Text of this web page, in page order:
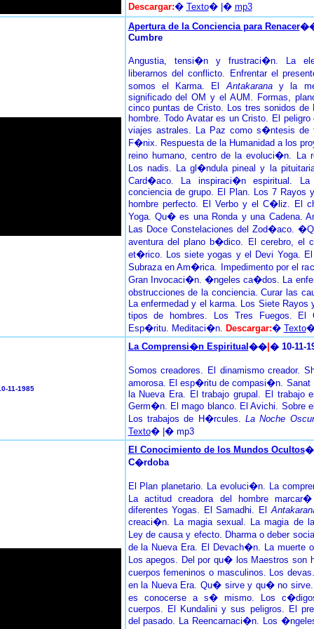
Descargar:� Texto� |� mp3
Apertura de la Conciencia para Renacer
Cumbre
Angustia, tensi�n y frustraci�n. La
liberarnos del conflicto. Enfrentar el
somos el Karma. ElAntakaranay la
significado del OM y el AUM. Formas,
cinco puntas de Cristo. Los tres sonidos
hombre. Todo Avatar es un Cristo. El
viajes astrales. La Paz como s�ntesis de
F�nix. Respuesta de la Humanidad a los
reino humano, centro de la evoluci�n. La
Los nadis. La gl�ndula pineal y la
Card�aco. La inspiraci�n espiritual.
conciencia de grupo. El Plan. Los 7 Rayos
hombre perfecto. El Verbo y el C�liz. El
Yoga. Qu� es una Ronda y una Cadena.
Las Doce Constelaciones del Zod�aco.
aventura del plano b�dico. El cerebro, el
et�rico. Los siete yogas y el Devi Yoga.
Subraza en Am�rica. Impedimento por el
Gran Invocaci�n. �ngeles ca�dos. La
obstrucciones de la conciencia. Curar las
La enfermedad y el karma. Los Siete Rayos
tipos de hombres. Los Tres Fuegos. El
Esp�ritu. Meditaci�n. Descargar:� Texto
11-1985
La Comprensi�n Espiritual ��| � 10-11-
Somos creadores. El dinamismo creador.
amorosa. El esp�ritu de compasi�n. Sanat
la Nueva Era. El trabajo grupal. El trabajo
Germ�n. El mago blanco. El Avichi. Sobre
Los trabajos de H�rcules. La Noche
Texto� |� mp3
El Conocimiento de los Mundos Ocultos
C�rdoba
El Plan planetario. La evoluci�n. La
La actitud creadora del hombre
diferentes Yogas. El Samadhi. El
creaci�n. La magia sexual. La magia de
Ley de causa y efecto. Dharma o deber
de la Nueva Era. El Devach�n. La muerte
Los apegos. Del por qu� los Maestros son
cuerpos femeninos o masculinos. Los
en la Nueva Era. Qu� sirve y qu� no
es conocerse a s� mismo. Los
cuerpos. El Kundalini y sus peligros. El
del pasado. La Reencarnaci�n. Los